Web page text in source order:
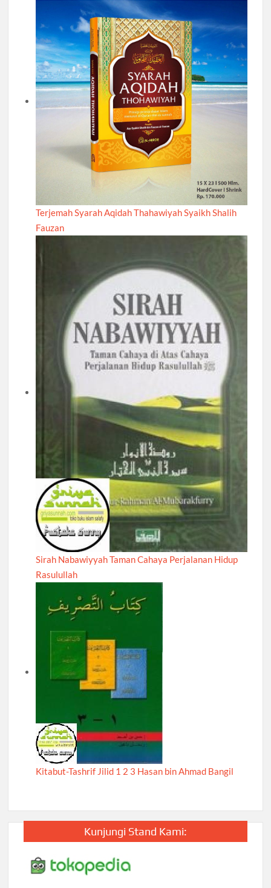
Terjemah Syarah Aqidah Thahawiyah Syaikh Shalih
Fauzan
Sirah Nabawiyyah Taman Cahaya Perjalanan Hidup
Rasulullah
Kitabut-Tashrif Jilid 1 2 3 Hasan bin Ahmad Bangil
Kunjungi Stand Kami: